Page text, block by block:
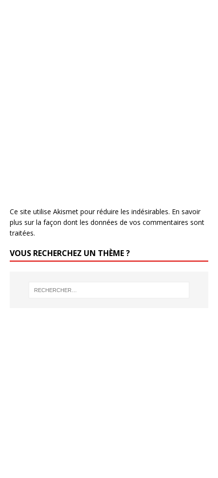
Ce site utilise Akismet pour réduire les indésirables. En savoir
plus sur la façon dont les données de vos commentaires sont
traitées.
VOUS RECHERCHEZ UN THÈME ?